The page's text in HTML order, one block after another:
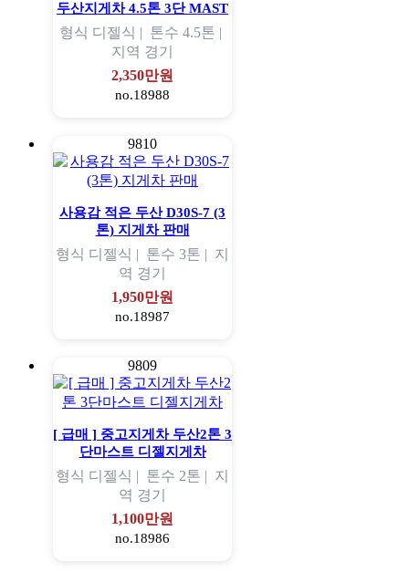
두산지게차 4.5톤 3단 MAST
형식 디젤식 | 톤수 4.5톤 |
지역 경기
2,350만원
no.18988
9810
사용감 적은 두산 D30S-7 (3
톤) 지게차 판매
형식 디젤식 | 톤수 3톤 | 지
역 경기
1,950만원
no.18987
9809
[ 급매 ] 중고지게차 두산2톤 3
단마스트 디젤지게차
형식 디젤식 | 톤수 2톤 | 지
역 경기
1,100만원
no.18986